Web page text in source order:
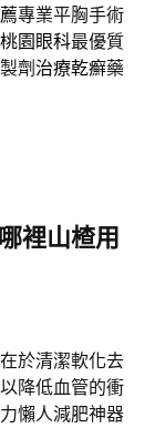
專業平胸手術
桃園眼科最優質
劑治療乾癬藥
裡山楂用
於清潔軟化去
降低血管的衝
懶人減肥神器